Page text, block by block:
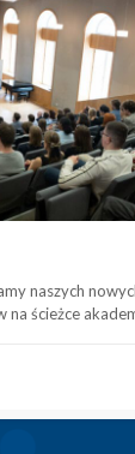
naszych
na ścieżce